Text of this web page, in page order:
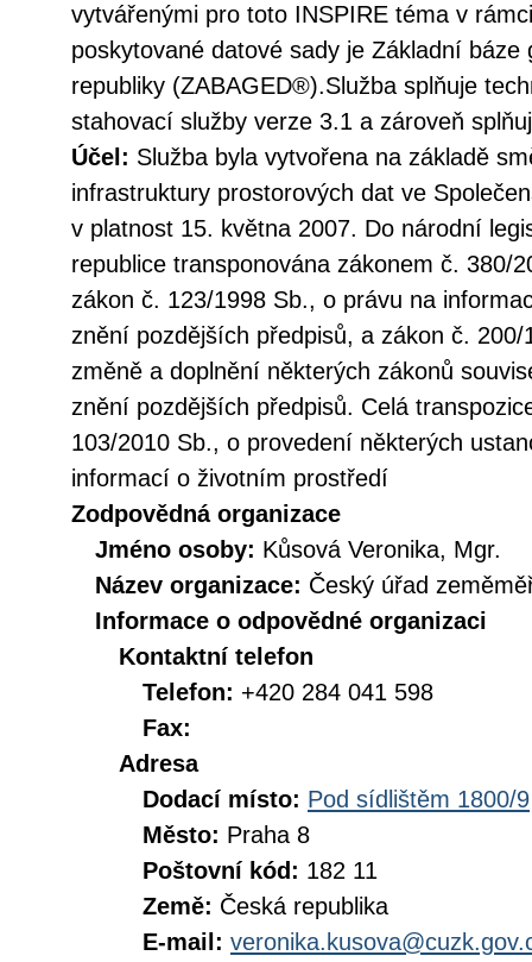
vytvářenými pro toto INSPIRE téma v
poskytované datové sady je Základní báze
republiky (ZABAGED®).Služba splňuje
stahovací služby verze 3.1 a zároveň
Účel: Služba byla vytvořena na základě
infrastruktury prostorových dat ve
v platnost 15. května 2007. Do národní
republice transponována zákonem č. 380/
zákon č. 123/1998 Sb., o právu na
znění pozdějších předpisů, a zákon č.
změně a doplnění některých zákonů
znění pozdějších předpisů. Celá
103/2010 Sb., o provedení některých
informací o životním prostředí
Zodpovědná organizace
Jméno osoby: Kůsová Veronika, Mgr.
Název organizace: Český úřad
Informace o odpovědné organizaci
Kontaktní telefon
Telefon: +420 284 041 598
Fax:
Adresa
Dodací místo: Pod sídlištěm 1800/9
Město: Praha 8
Poštovní kód: 182 11
Země: Česká republika
E-mail: